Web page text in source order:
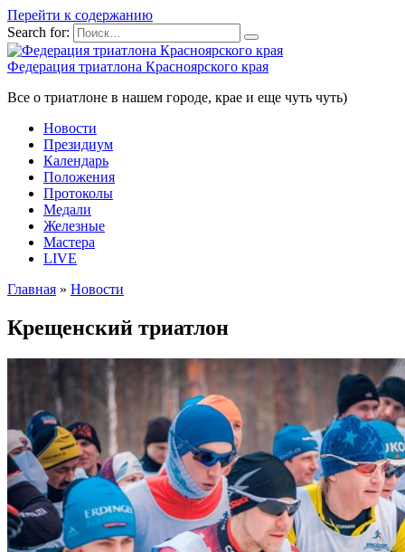
Перейти к содержанию
Search for:
Федерация триатлона Красноярского края
Все о триатлоне в нашем городе, крае и еще чуть чуть)
Новости
Президиум
Календарь
Положения
Протоколы
Медали
Железные
Мастера
LIVE
Главная » Новости
Крещенский триатлон